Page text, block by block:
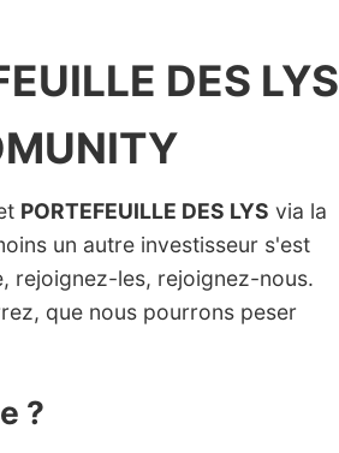
DES LYS
PORTEFEUILLE DES LYS via la
un autre investisseur s'est
rejoignez-les, rejoignez-nous.
que nous pourrons peser
?